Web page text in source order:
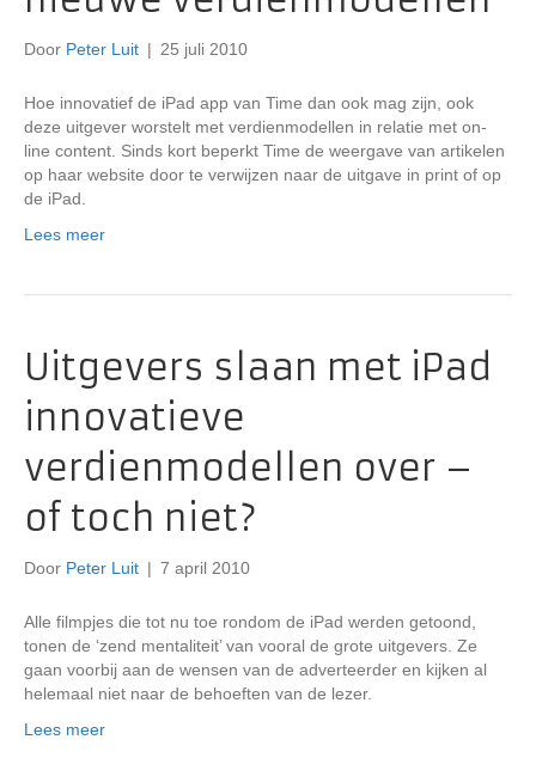
Door Peter Luit | 25 juli 2010
Hoe innovatief de iPad app van Time dan ook mag zijn, ook
deze uitgever worstelt met verdienmodellen in relatie met on-
line content. Sinds kort beperkt Time de weergave van artikelen
op haar website door te verwijzen naar de uitgave in print of op
de iPad.
Lees meer
Uitgevers slaan met iPad
innovatieve
verdienmodellen over –
of toch niet?
Door Peter Luit | 7 april 2010
Alle filmpjes die tot nu toe rondom de iPad werden getoond,
tonen de ‘zend mentaliteit’ van vooral de grote uitgevers. Ze
gaan voorbij aan de wensen van de adverteerder en kijken al
helemaal niet naar de behoeften van de lezer.
Lees meer